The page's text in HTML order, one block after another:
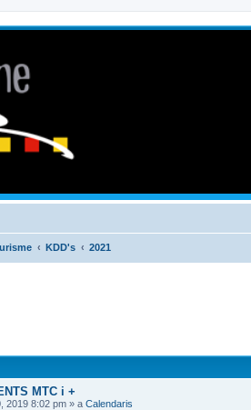
KDD's 2021
MTC i +
2019 8:02 pm » a Calendaris